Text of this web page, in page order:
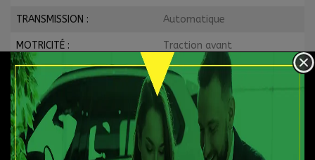
TRANSMISSION : Automatique
MOTRICITÉ : Traction avant
MOTEUR : 4 Cylindres
MOTEUR (L) : 2.0
CARBURANT : Essence
COULEUR EXTÉRIEUR : Gris (34K)